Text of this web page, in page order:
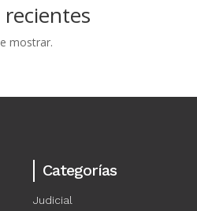
mostrar.
Categorías
Judicial